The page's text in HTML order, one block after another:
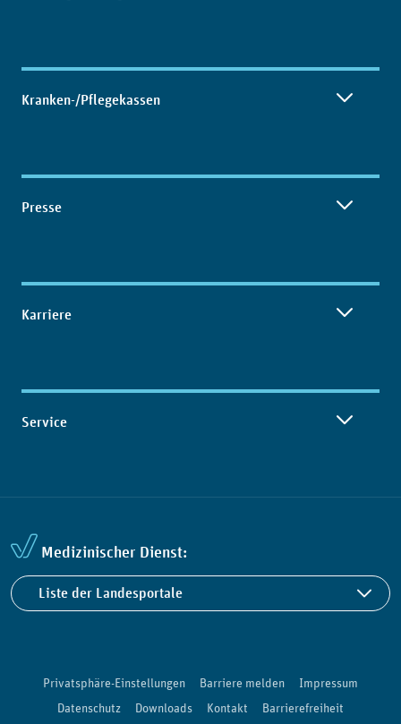
Kranken-/Pflegekassen
Presse
Karriere
Service
Medizinischer Dienst:
Liste der Landesportale
Privatsphäre-Einstellungen Barriere melden
Impressum
Datenschutz
Downloads Kontakt Barrierefreiheit